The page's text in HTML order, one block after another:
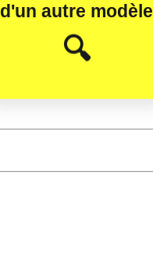
d'un autre modèle
🔍